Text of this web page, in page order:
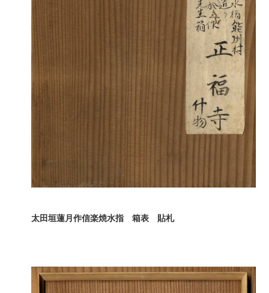
太田垣蓮月作信楽焼水指 箱表 貼札